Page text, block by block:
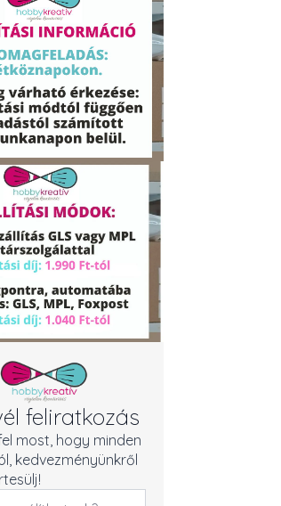
feliratkozás
most, hogy minden
kedvezményünkről